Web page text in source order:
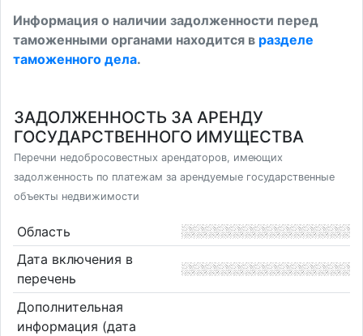
Информация о наличии задолженности перед
таможенными органами находится в разделе
таможенного дела.
ЗАДОЛЖЕННОСТЬ ЗА АРЕНДУ
ГОСУДАРСТВЕННОГО ИМУЩЕСТВА
Перечни недобросовестных арендаторов, имеющих
задолженность по платежам за арендуемые государственные
объекты недвижимости
Область
Дата включения в
перечень
Дополнительная
информация (дата